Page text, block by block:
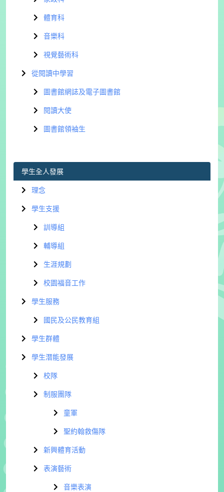
體育科
音樂科
視覺藝術科
從閱讀中學習
圖書館網誌及電子圖書館
閱讀大使
圖書館領袖生
學生全人發展
理念
學生支援
訓導組
輔導組
生涯規劃
校園福音工作
學生服務
國民及公民教育組
學生群體
學生潛能發展
校隊
制服團隊
童軍
聖約翰救傷隊
新興體育活動
表演藝術
音樂表演